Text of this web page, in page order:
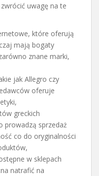
uwagę na te
które oferują
mają bogaty
znane marki,
jak Allegro czy
oferuje
greckich
prowadzą sprzedaż
co do oryginalności
w sklepach
natrafić na